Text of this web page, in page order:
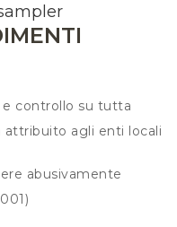
e controllo su tutta
attribuito agli enti locali
abusivamente